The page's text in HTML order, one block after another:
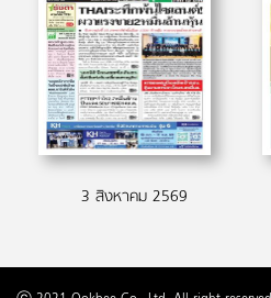
3 สิงหาคม 2569